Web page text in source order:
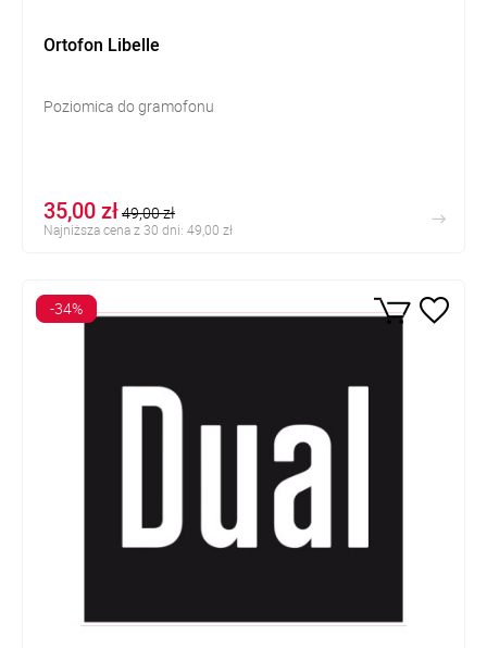
Ortofon Libelle
Poziomica do gramofonu
35,00 zł49,00 zł
Najniższa cena z 30 dni: 49,00 zł
-34%